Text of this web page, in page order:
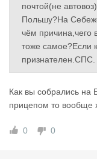
почтой(не
Польшу?На
чём причина,чего
тоже самое?Если
признателен.СПС.
Как вы собрались на
прицепом то вообще
0 0